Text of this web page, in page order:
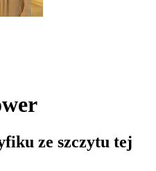
ze szczytu tej